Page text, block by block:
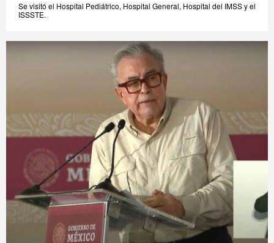
Se visitó el Hospital Pediátrico, Hospital General, Hospital del IMSS y el
ISSSTE.